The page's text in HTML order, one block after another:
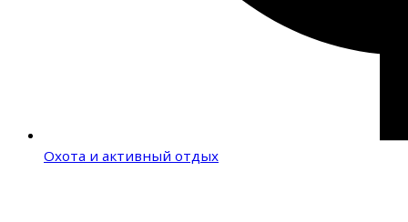
Охота и активный отдых